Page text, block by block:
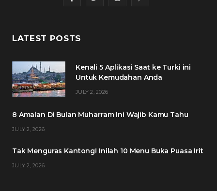
c
b
t
a
e
LATEST POSTS
Kenali 5 Aplikasi Saat ke Turki ini
Untuk Kemudahan Anda
JULY 2, 2026
8 Amalan Di Bulan Muharram Ini Wajib Kamu Tahu
JULY 2, 2026
Tak Menguras Kantong! Inilah 10 Menu Buka Puasa Irit
JULY 2, 2026